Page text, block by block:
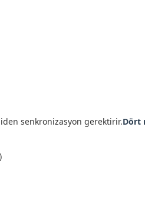
senkronizasyon gerektirir.Dört